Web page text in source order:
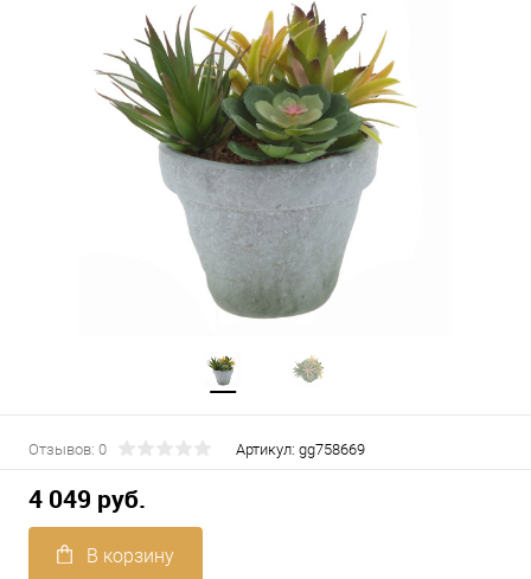
Отзывов: 0 Артикул: gg758669
4 049 руб.
В корзину